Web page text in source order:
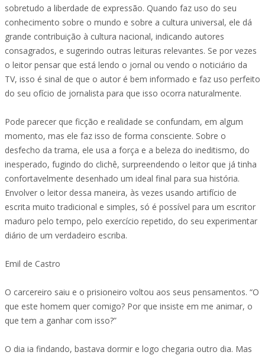
sobretudo a liberdade de expressão. Quando faz uso do seu
conhecimento sobre o mundo e sobre a cultura universal, ele dá
grande contribuição à cultura nacional, indicando autores
consagrados, e sugerindo outras leituras relevantes. Se por vezes
o leitor pensar que está lendo o jornal ou vendo o noticiário da
TV, isso é sinal de que o autor é bem informado e faz uso perfeito
do seu ofício de jornalista para que isso ocorra naturalmente.
Pode parecer que ficção e realidade se confundam, em algum
momento, mas ele faz isso de forma consciente. Sobre o
desfecho da trama, ele usa a força e a beleza do ineditismo, do
inesperado, fugindo do clichê, surpreendendo o leitor que já tinha
confortavelmente desenhado um ideal final para sua história.
Envolver o leitor dessa maneira, às vezes usando artifício de
escrita muito tradicional e simples, só é possível para um escritor
maduro pelo tempo, pelo exercício repetido, do seu experimentar
diário de um verdadeiro escriba.
Emil de Castro
O carcereiro saiu e o prisioneiro voltou aos seus pensamentos. “O
que este homem quer comigo? Por que insiste em me animar, o
que tem a ganhar com isso?”
O dia ia findando, bastava dormir e logo chegaria outro dia. Mas